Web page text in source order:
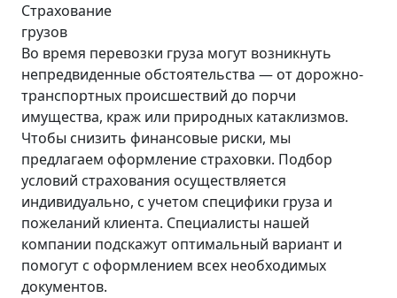
Страхование
грузов
Во время перевозки груза могут возникнуть
непредвиденные обстоятельства — от дорожно-
транспортных происшествий до порчи
имущества, краж или природных катаклизмов.
Чтобы снизить финансовые риски, мы
предлагаем оформление страховки. Подбор
условий страхования осуществляется
индивидуально, с учетом специфики груза и
пожеланий клиента. Специалисты нашей
компании подскажут оптимальный вариант и
помогут с оформлением всех необходимых
документов.